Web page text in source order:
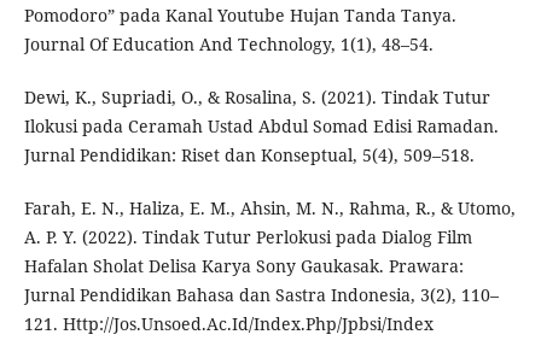
Pomodoro” pada Kanal Youtube Hujan Tanda Tanya.
Journal Of Education And Technology, 1(1), 48–54.
Dewi, K., Supriadi, O., & Rosalina, S. (2021). Tindak Tutur
Ilokusi pada Ceramah Ustad Abdul Somad Edisi Ramadan.
Jurnal Pendidikan: Riset dan Konseptual, 5(4), 509–518.
Farah, E. N., Haliza, E. M., Ahsin, M. N., Rahma, R., & Utomo,
A. P. Y. (2022). Tindak Tutur Perlokusi pada Dialog Film
Hafalan Sholat Delisa Karya Sony Gaukasak. Prawara:
Jurnal Pendidikan Bahasa dan Sastra Indonesia, 3(2), 110–
121. Http://Jos.Unsoed.Ac.Id/Index.Php/Jpbsi/Index